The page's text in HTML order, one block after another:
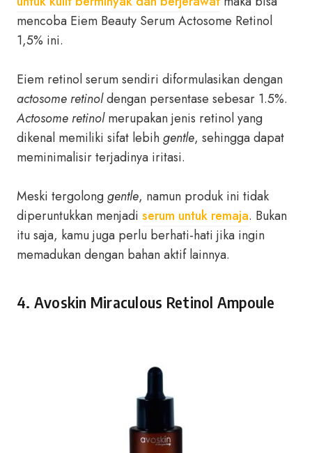
mencoba Eiem Beauty Serum Actosome Retinol
1,5% ini.
Eiem retinol serum sendiri diformulasikan dengan
actosome retinoldengan persentase sebesar 1.5%.
Actosome retinolmerupakan jenis retinol yang
dikenal memiliki sifat lebihgentle, sehingga dapat
meminimalisir terjadinya iritasi.
Meski tergolonggentle, namun produk ini tidak
diperuntukkan menjadi serum untuk remaja. Bukan
itu saja, kamu juga perlu berhati-hati jika ingin
memadukan dengan bahan aktif lainnya.
4. Avoskin Miraculous Retinol Ampoule